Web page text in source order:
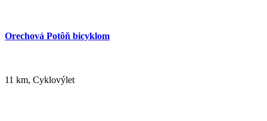
Orechová Potôň bicyklom
11 km, Cyklovýlet